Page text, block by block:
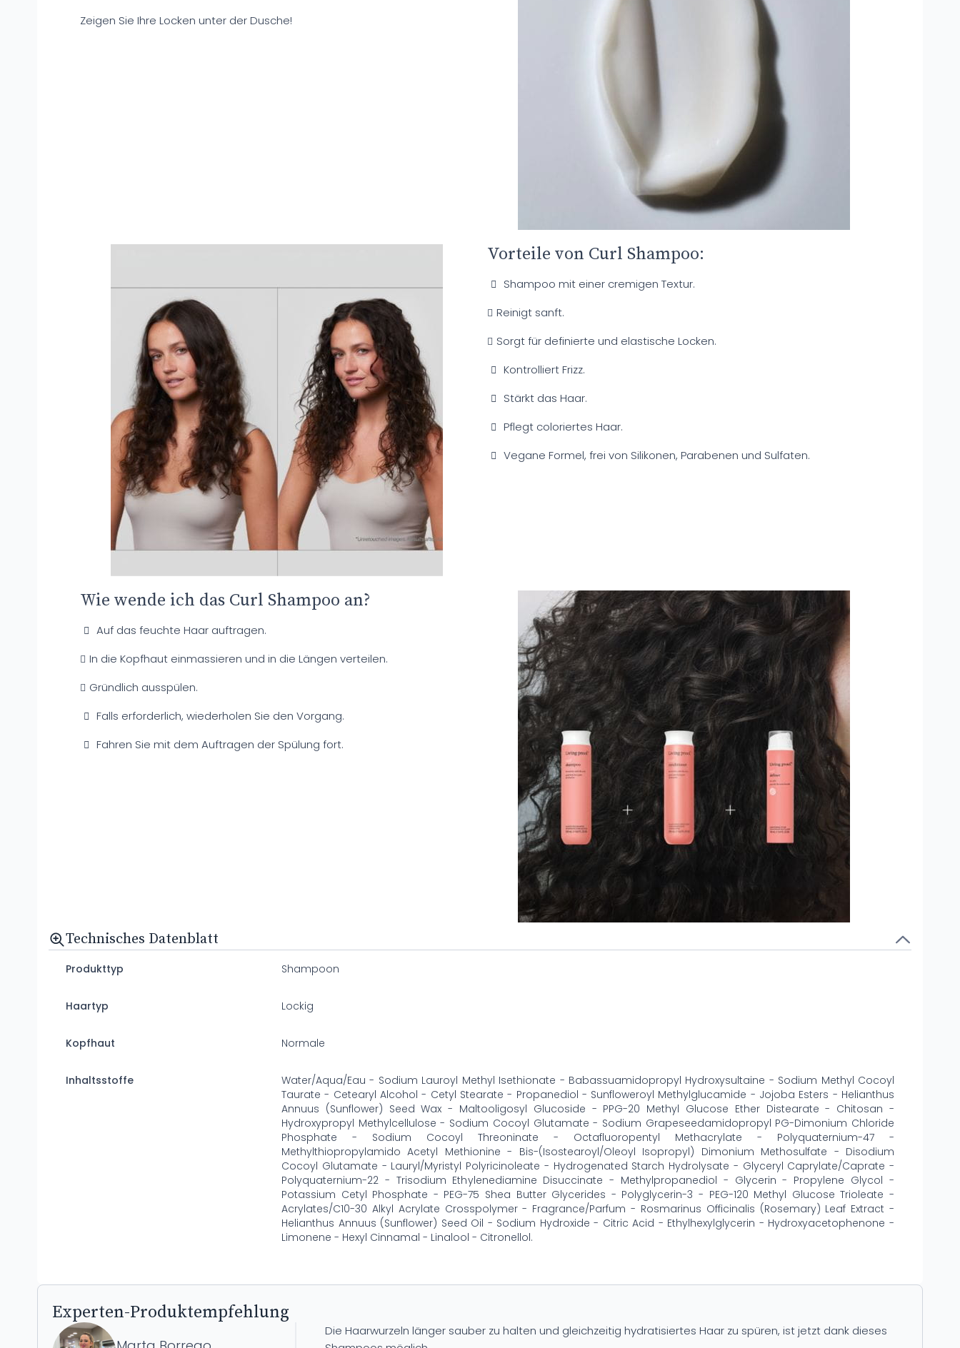
Zeigen Sie Ihre Locken unter der Dusche!
Vorteile von Curl Shampoo:
Shampoo mit einer cremigen Textur.
Reinigt sanft.
Sorgt für definierte und elastische Locken.
Kontrolliert Frizz.
Stärkt das Haar.
Pflegt coloriertes Haar.
Vegane Formel, frei von Silikonen, Parabenen und Sulfaten.
Wie wende ich das Curl Shampoo an?
Auf das feuchte Haar auftragen.
In die Kopfhaut einmassieren und in die Längen verteilen.
Gründlich ausspülen.
Falls erforderlich, wiederholen Sie den Vorgang.
Fahren Sie mit dem Auftragen der Spülung fort.
Technisches Datenblatt
Produkttyp Shampoon
Haartyp Lockig
Kopfhaut Normale
Inhaltsstoffe
Water/Aqua/Eau - Sodium Lauroyl Methyl Isethionate - Babassuamidopropyl Hydroxysultaine - Sodium Methyl Cocoyl
Taurate - Cetearyl Alcohol - Cetyl Stearate - Propanediol - Sunfloweroyl Methylglucamide - Jojoba Esters - Helianthus
Annuus (Sunflower) Seed Wax - Maltooligosyl Glucoside - PPG-20 Methyl Glucose Ether Distearate - Chitosan -
Hydroxypropyl Methylcellulose - Sodium Cocoyl Glutamate - Sodium Grapeseedamidopropyl PG-Dimonium Chloride
Phosphate - Sodium Cocoyl Threoninate - Octafluoropentyl Methacrylate - Polyquaternium-47 -
Methylthiopropylamido Acetyl Methionine - Bis-(Isostearoyl/Oleoyl Isopropyl) Dimonium Methosulfate - Disodium
Cocoyl Glutamate - Lauryl/Myristyl Polyricinoleate - Hydrogenated Starch Hydrolysate - Glyceryl Caprylate/Caprate -
Polyquaternium-22 - Trisodium Ethylenediamine Disuccinate - Methylpropanediol - Glycerin - Propylene Glycol -
Potassium Cetyl Phosphate - PEG-75 Shea Butter Glycerides - Polyglycerin-3 - PEG-120 Methyl Glucose Trioleate -
Acrylates/C10-30 Alkyl Acrylate Crosspolymer - Fragrance/Parfum - Rosmarinus Officinalis (Rosemary) Leaf Extract -
Helianthus Annuus (Sunflower) Seed Oil - Sodium Hydroxide - Citric Acid - Ethylhexylglycerin - Hydroxyacetophenone -
Limonene - Hexyl Cinnamal - Linalool - Citronellol.
Experten-Produktempfehlung
Die Haarwurzeln länger sauber zu halten und gleichzeitig hydratisiertes Haar zu spüren, ist jetzt dank dieses